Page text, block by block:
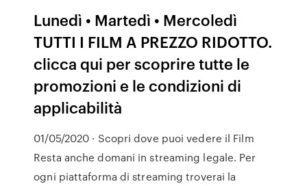
Lunedì • Martedì • Mercoledì
TUTTI I FILM A PREZZO RIDOTTO.
clicca qui per scoprire tutte le
promozioni e le condizioni di
applicabilità
01/05/2020 · Scopri dove puoi vedere il Film
Resta anche domani in streaming legale. Per
ogni piattaforma di streaming troverai la